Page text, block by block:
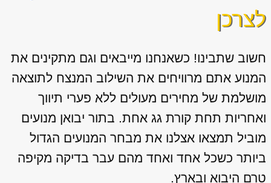
לצרכן
חשוב שתבינו! כשאנחנו מייבאים וגם מתקינים את
המנוע אתם מרוויחים את השילוב המנצח לתוצאה
מושלמת של מחירים מעולים ללא פערי תיווך
ואחריות תחת קורת גג אחת. בתור יבואן מנועים
מוביל תמצאו אצלנו את מבחר המנועים הגדול
ביותר כשכל אחד ואחד מהם עבר בדיקה מקיפה
טרם היבוא ובארץ.